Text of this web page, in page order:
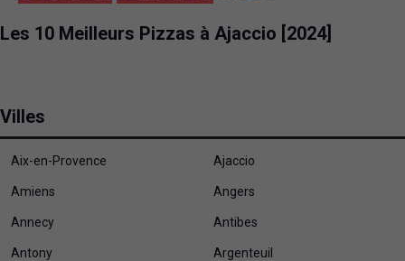
ALIMENTATION PIZZA AJACCIO
Les 10 Meilleurs Pizzas à Ajaccio [2024]
Villes
Aix-en-Provence Ajaccio
Amiens Angers
Annecy Antibes
Antony Argenteuil